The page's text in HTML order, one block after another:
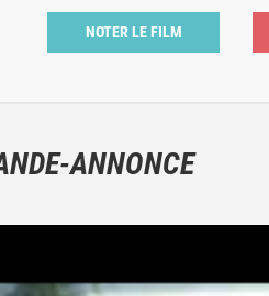
NOTER LE FILM
ANNONCE